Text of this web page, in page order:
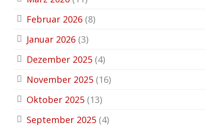
Februar 2026 (8)
Januar 2026 (3)
Dezember 2025 (4)
November 2025 (16)
Oktober 2025 (13)
September 2025 (4)